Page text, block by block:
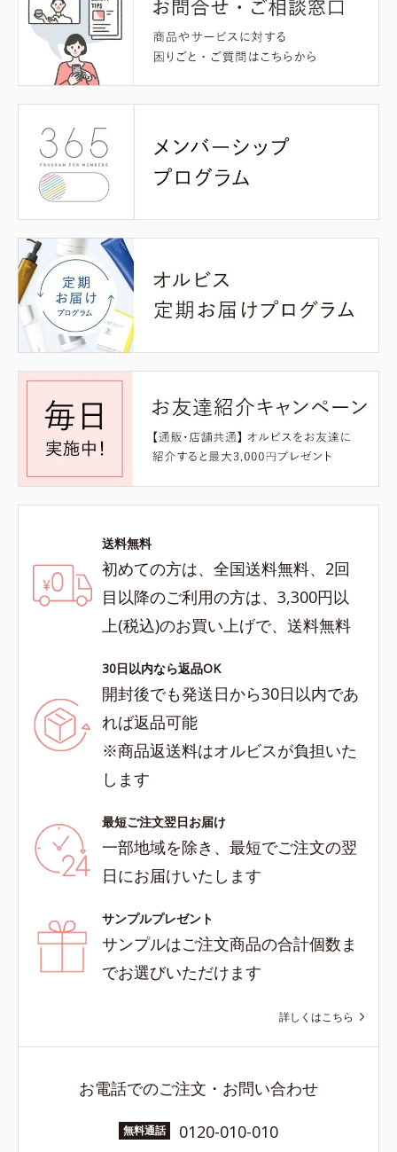
送料無料
初めての方は、全国送料無料、2回
目以降のご利用の方は、3,300円以
上(税込)のお買い上げで、送料無料
30日以内なら返品OK
開封後でも発送日から30日以内であ
れば返品可能
※商品返送料はオルビスが負担いた
します
最短ご注文翌日お届け
一部地域を除き、最短でご注文の翌
日にお届けいたします
サンプルプレゼント
サンプルはご注文商品の合計個数ま
でお選びいただけます
詳しくはこちら
お電話でのご注文・お問い合わせ
無料通話 0120-010-010